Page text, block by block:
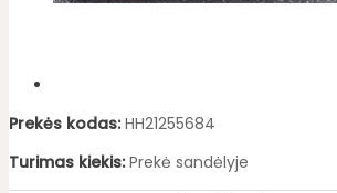
Prekės kodas: HH21255684
Turimas kiekis: Prekė sandėlyje